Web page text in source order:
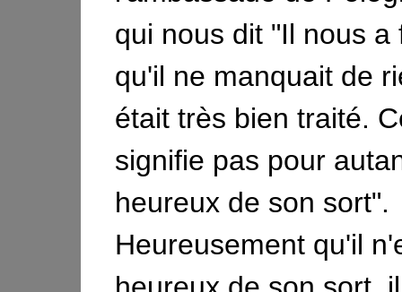
qui nous dit "Il nous a
qu'il ne manquait de
était très bien traité.
signifie pas pour
heureux de son sort".
Heureusement qu'il